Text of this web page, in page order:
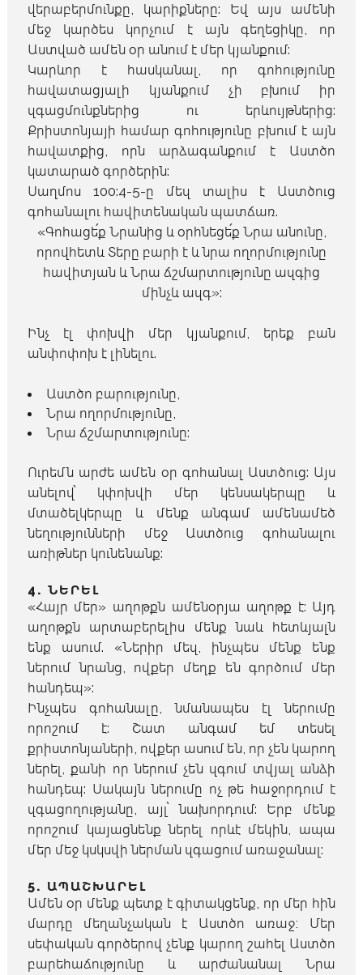
վերաբերմունքը, կարիքները: Եվ այս ամենի
մեջ կարծես կորչում է այն գեղեցիկը, որ
Աստված ամեն օր անում է մեր կյանքում:
Կարևոր է հասկանալ, որ գոհությունը
հավատացյալի կյանքում չի բխում իր
զգացմունքներից ու երևույթներից:
Քրիստոնյայի համար գոհությունը բխում է այն
հավատքից, որն արձագանքում է Աստծո
կատարած գործերին:
Սաղմոս 100:4-5-ը մեզ տալիս է Աստծուց
գոհանալու հավիտենական պատճառ.
«Գոհացե՛ք Նրանից և օրհնեցե՛ք Նրա անունը,
որովհետև Տերը բարի է և նրա ողորմությունը
հավիտյան և Նրա ճշմարտությունը ազգից
մինչև ազգ»:
Ինչ էլ փոխվի մեր կյանքում, երեք բան
անփոփոխ է լինելու.
Աստծո բարությունը,
Նրա ողորմությունը,
Նրա ճշմարտությունը:
Ուրեմն արժե ամեն օր գոհանալ Աստծուց: Այս
անելով՝ կփոխվի մեր կենսակերպը և
մտածելկերպը և մենք անգամ ամենամեծ
նեղությունների մեջ Աստծուց գոհանալու
առիթներ կունենանք:
4. ՆԵՐԵԼ
«Հայր մեր» աղոթքն ամենօրյա աղոթք է: Այդ
աղոթքն արտաբերելիս մենք նաև հետևյալն
ենք ասում. «Ներիր մեզ, ինչպես մենք ենք
ներում նրանց, ովքեր մեղք են գործում մեր
հանդեպ»:
Ինչպես գոհանալը, նմանապես էլ ներումը
որոշում է: Շատ անգամ եմ տեսել
քրիստոնյաների, ովքեր ասում են, որ չեն կարող
ներել, քանի որ ներում չեն զգում տվյալ անձի
հանդեպ: Սակայն ներումը ոչ թե հաջորդում է
զգացողությանը, այլ՝ նախորդում: Երբ մենք
որոշում կայացնենք ներել որևէ մեկին, ապա
մեր մեջ կսկսվի ներման զգացում առաջանալ:
5. ԱՊԱՇԽԱՐԵԼ
Ամեն օր մենք պետք է գիտակցենք, որ մեր հին
մարդը մեղանչական է Աստծո առաջ։ Մեր
սեփական գործերով չենք կարող շահել Աստծո
բարեհաճությունը և արժանանալ Նրա